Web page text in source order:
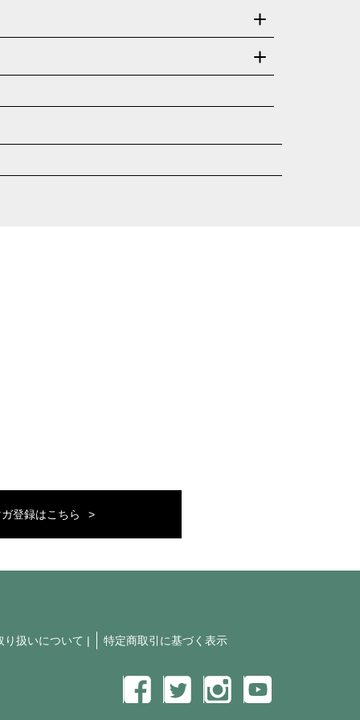
登録はこちら
り扱いについて | 特定商取引に基づく表示